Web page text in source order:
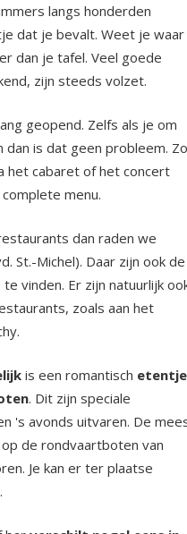
langs honderden
dat je bevalt. Weet je waar
dan je tafel. Veel goede
zijn steeds volzet.
geopend. Zelfs als je om
is dat geen probleem. Zo
het cabaret of het concert
menu.
dan raden we
St.-Michel). Daar zijn ook de
vinden. Er zijn natuurlijk
zoals aan het
is een romantisch etentje
. Dit zijn speciale
's avonds uitvaren. De
de rondvaartboten van
Je kan er ter plaatse